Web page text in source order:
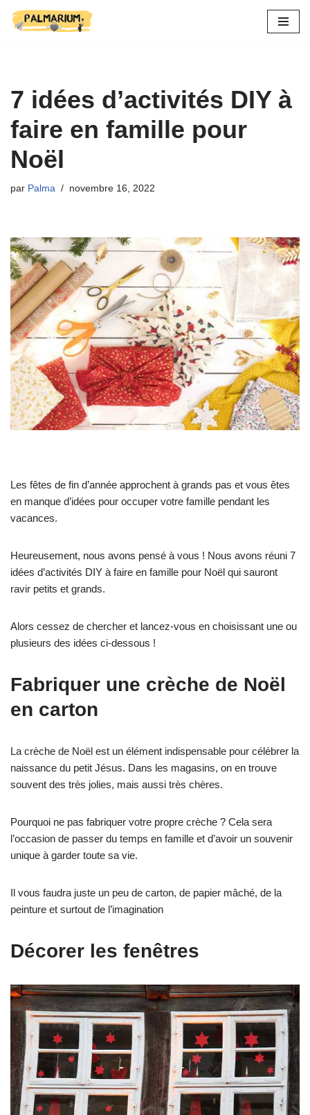
7 idées d’activités DIY à
faire en famille pour
Noël
par Palma novembre 16, 2022
Les fêtes de fin d’année approchent à grands pas et vous êtes
en manque d’idées pour occuper votre famille pendant les
vacances.
Heureusement, nous avons pensé à vous ! Nous avons réuni 7
idées d’activités DIY à faire en famille pour Noël qui sauront
ravir petits et grands.
Alors cessez de chercher et lancez-vous en choisissant une ou
plusieurs des idées ci-dessous !
Fabriquer une crèche de Noël
en carton
La crèche de Noël est un élément indispensable pour célébrer la
naissance du petit Jésus. Dans les magasins, on en trouve
souvent des très jolies, mais aussi très chères.
Pourquoi ne pas fabriquer votre propre crèche ? Cela sera
l’occasion de passer du temps en famille et d’avoir un souvenir
unique à garder toute sa vie.
Il vous faudra juste un peu de carton, de papier mâché, de la
peinture et surtout de l’imagination
Décorer les fenêtres